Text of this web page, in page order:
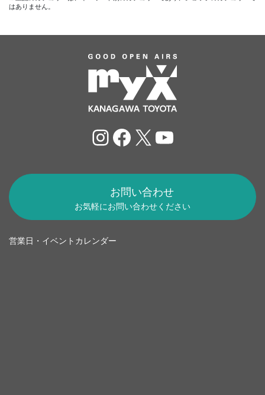
はありません。
Instagram
Facebook
X YouTube
お問い合わせ
お気軽にお問い合わせください
営業日・イベントカレンダー